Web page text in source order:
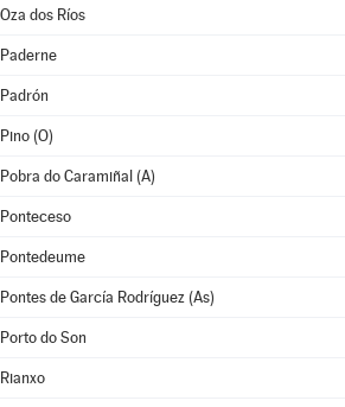
Oza dos Ríos
Paderne
Padrón
Pino (O)
Pobra do Caramiñal (A)
Ponteceso
Pontedeume
Pontes de García Rodríguez (As)
Porto do Son
Rianxo